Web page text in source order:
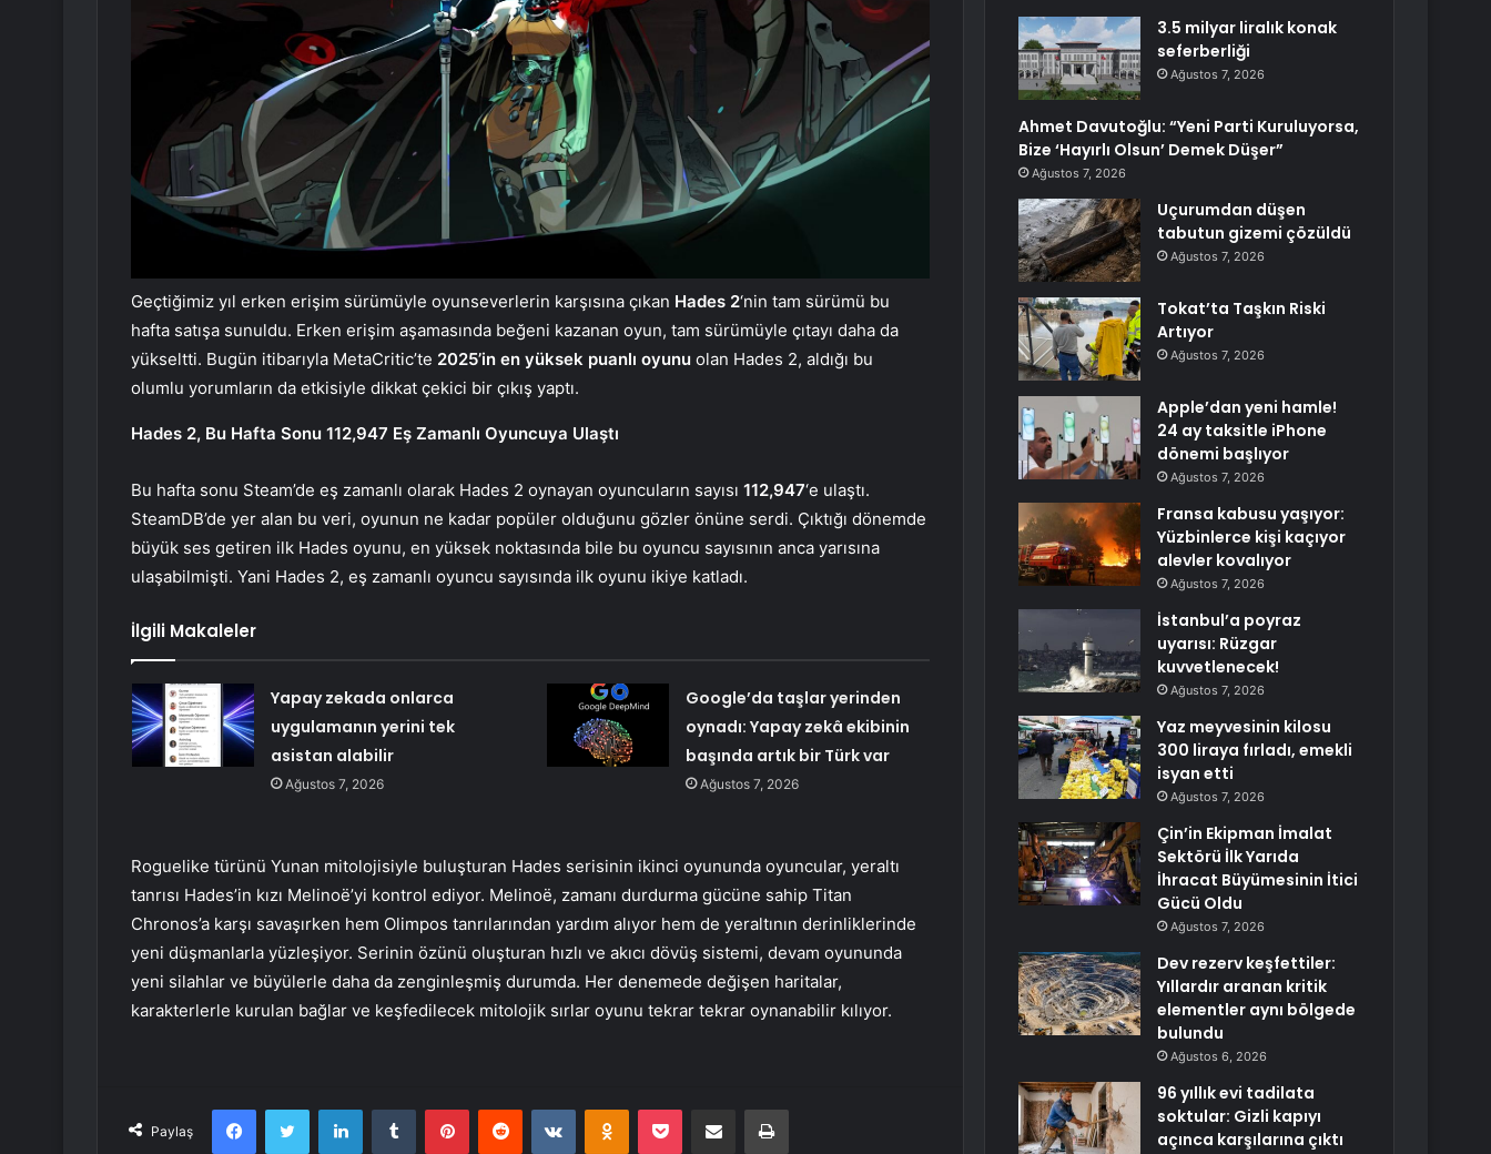
Geçtiğimiz yıl erken erişim sürümüyle oyunseverlerin karşısına çıkan Hades 2‘nin tam sürümü bu
hafta satışa sunuldu. Erken erişim aşamasında beğeni kazanan oyun, tam sürümüyle çıtayı daha da
yükseltti. Bugün itibarıyla MetaCritic’te 2025’in en yüksek puanlı oyunu olan Hades 2, aldığı bu
olumlu yorumların da etkisiyle dikkat çekici bir çıkış yaptı.
Hades 2, Bu Hafta Sonu 112,947 Eş Zamanlı Oyuncuya Ulaştı
Bu hafta sonu Steam’de eş zamanlı olarak Hades 2 oynayan oyuncuların sayısı 112,947‘e ulaştı.
SteamDB’de yer alan bu veri, oyunun ne kadar popüler olduğunu gözler önüne serdi. Çıktığı dönemde
büyük ses getiren ilk Hades oyunu, en yüksek noktasında bile bu oyuncu sayısının anca yarısına
ulaşabilmişti. Yani Hades 2, eş zamanlı oyuncu sayısında ilk oyunu ikiye katladı.
İlgili Makaleler
Yapay zekada onlarca
uygulamanın yerini tek
asistan alabilir
Ağustos 7, 2026
Google’da taşlar yerinden
oynadı: Yapay zekâ ekibinin
başında artık bir Türk var
Ağustos 7, 2026
Roguelike türünü Yunan mitolojisiyle buluşturan Hades serisinin ikinci oyununda oyuncular, yeraltı
tanrısı Hades’in kızı Melinoë’yi kontrol ediyor. Melinoë, zamanı durdurma gücüne sahip Titan
Chronos’a karşı savaşırken hem Olimpos tanrılarından yardım alıyor hem de yeraltının derinliklerinde
yeni düşmanlarla yüzleşiyor. Serinin özünü oluşturan hızlı ve akıcı dövüş sistemi, devam oyununda
yeni silahlar ve büyülerle daha da zenginleşmiş durumda. Her denemede değişen haritalar,
karakterlerle kurulan bağlar ve keşfedilecek mitolojik sırlar oyunu tekrar tekrar oynanabilir kılıyor.
Paylaş
FacebookTwitter LinkedInTumblr PinterestReddit VKontakteOdnoklassniki
Pocket E-Posta ile paylaş Yazdır
3.5 milyar liralık konak
seferberliği
Ağustos 7, 2026
Ahmet Davutoğlu: “Yeni Parti Kuruluyorsa,
Bize ‘Hayırlı Olsun’ Demek Düşer”
Ağustos 7, 2026
Uçurumdan düşen
tabutun gizemi çözüldü
Ağustos 7, 2026
Tokat’ta Taşkın Riski
Artıyor
Ağustos 7, 2026
Apple’dan yeni hamle!
24 ay taksitle iPhone
dönemi başlıyor
Ağustos 7, 2026
Fransa kabusu yaşıyor:
Yüzbinlerce kişi kaçıyor
alevler kovalıyor
Ağustos 7, 2026
İstanbul’a poyraz
uyarısı: Rüzgar
kuvvetlenecek!
Ağustos 7, 2026
Yaz meyvesinin kilosu
300 liraya fırladı, emekli
isyan etti
Ağustos 7, 2026
Çin’in Ekipman İmalat
Sektörü İlk Yarıda
İhracat Büyümesinin İtici
Gücü Oldu
Ağustos 7, 2026
Dev rezerv keşfettiler:
Yıllardır aranan kritik
elementler aynı bölgede
bulundu
Ağustos 6, 2026
96 yıllık evi tadilata
soktular: Gizli kapıyı
açınca karşılarına çıktı